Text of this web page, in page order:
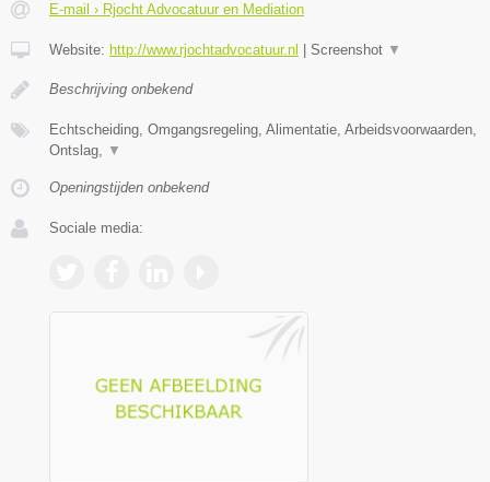
E-mail › Rjocht Advocatuur en Mediation
Website: http://www.rjochtadvocatuur.nl Screenshot ▼
Beschrijving onbekend
Echtscheiding, Omgangsregeling, Alimentatie, Arbeidsvoorwaarden,
Ontslag, ▼
Openingstijden onbekend
Sociale media: